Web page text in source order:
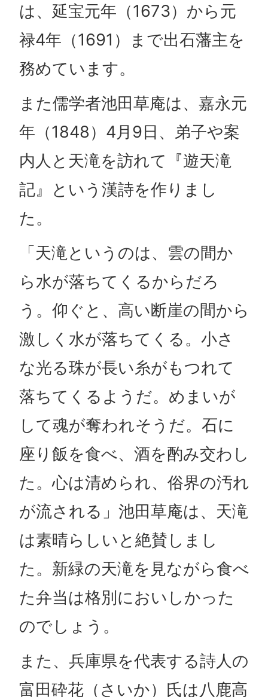
は、延宝元年（1673）から元
禄4年（1691）まで出石藩主を
務めています。
また儒学者池田草庵は、嘉永元
年（1848）4月9日、弟子や案
内人と天滝を訪れて『遊天滝
記』という漢詩を作りまし
た。
「天滝というのは、雲の間か
ら水が落ちてくるからだろ
う。仰ぐと、高い断崖の間から
激しく水が落ちてくる。小さ
な光る珠が長い糸がもつれて
落ちてくるようだ。めまいが
して魂が奪われそうだ。石に
座り飯を食べ、酒を酌み交わし
た。心は清められ、俗界の汚れ
が流される」池田草庵は、天滝
は素晴らしいと絶賛しまし
た。新緑の天滝を見ながら食べ
た弁当は格別においしかった
のでしょう。
また、兵庫県を代表する詩人の
富田砕花（さいか）氏は八鹿高